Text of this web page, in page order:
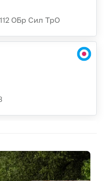
ОБр Сил ТрО